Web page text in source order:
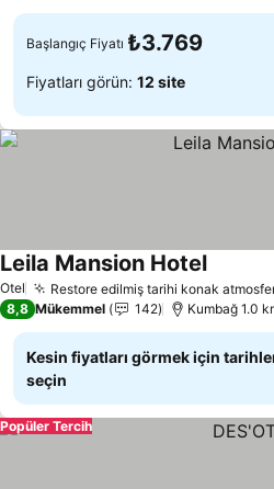
Başlangıç Fiyatı ₺3.769
Fiyatları görün: 12 site
Otel Restore edilmiş tarihi konak
Leila Mansion Hotel
8,8 Mükemmel 142 Kumbağ 1.0
Kesin fiyatları görmek için
seçin
Popüler Tercih